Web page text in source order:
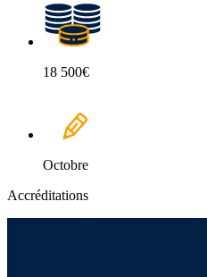
18 500€
Octobre
Accréditations